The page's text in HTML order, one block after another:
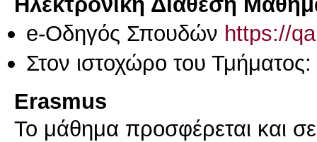
e-Οδηγός Σπουδών https://
Στον ιστοχώρο του Τμήματος:
Erasmus
Το μάθημα προσφέρεται και